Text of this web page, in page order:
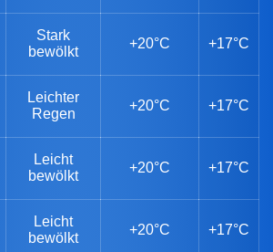
Stark
bewölkt
+20°C +17°C
Leichter
Regen
+20°C +17°C
Leicht
bewölkt
+20°C +17°C
Leicht
bewölkt
+20°C +17°C